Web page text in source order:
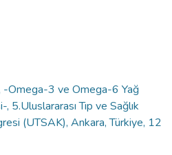
-Omega-3 ve Omega-6 Yağ
Tıp ve Sağlık
(UTSAK), Ankara, Türkiye, 12